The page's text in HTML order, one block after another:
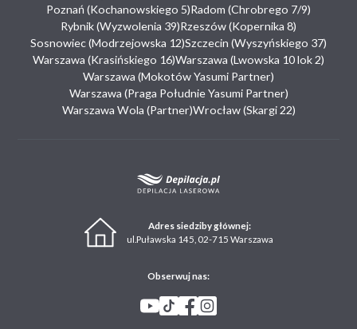
Poznań (Kochanowskiego 5)Radom (Chrobrego 7/9)
Rybnik (Wyzwolenia 39)Rzeszów (Kopernika 8)
Sosnowiec (Modrzejowska 12)Szczecin (Wyszyńskiego 37)
Warszawa (Krasińskiego 16)Warszawa (Lwowska 10 lok 2)
Warszawa (Mokotów Yasumi Partner)
Warszawa (Praga Południe Yasumi Partner)
Warszawa Wola (Partner)Wrocław (Skargi 22)
Adres siedziby głównej:
ul.Puławska 145, 02-715 Warszawa
Obserwuj nas: